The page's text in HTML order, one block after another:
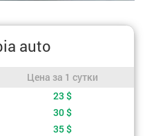
auto
Цена за 1 сутки
аренды23 $
30$
35$